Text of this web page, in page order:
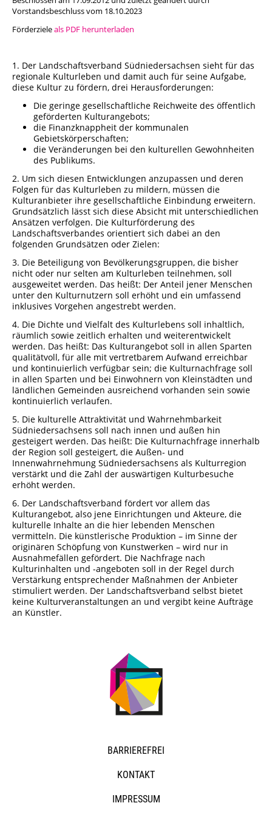
Vorstandsbeschluss vom 18.10.2023
Förderzieleals PDF herunterladen
1. Der Landschaftsverband Südniedersachsen sieht für das
regionale Kulturleben und damit auch für seine Aufgabe,
diese Kultur zu fördern, drei Herausforderungen:
Die geringe gesellschaftliche Reichweite des öffentlich
geförderten Kulturangebots;
die Finanzknappheit der kommunalen
Gebietskörperschaften;
die Veränderungen bei den kulturellen Gewohnheiten
des Publikums.
2. Um sich diesen Entwicklungen anzupassen und deren
Folgen für das Kulturleben zu mildern, müssen die
Kulturanbieter ihre gesellschaftliche Einbindung erweitern.
Grundsätzlich lässt sich diese Absicht mit unterschiedlichen
Ansätzen verfolgen. Die Kulturförderung des
Landschaftsverbandes orientiert sich dabei an den
folgenden Grundsätzen oder Zielen:
3. Die Beteiligung von Bevölkerungsgruppen, die bisher
nicht oder nur selten am Kulturleben teilnehmen, soll
ausgeweitet werden. Das heißt: Der Anteil jener Menschen
unter den Kulturnutzern soll erhöht und ein umfassend
inklusives Vorgehen angestrebt werden.
4. Die Dichte und Vielfalt des Kulturlebens soll inhaltlich,
räumlich sowie zeitlich erhalten und weiterentwickelt
werden. Das heißt: Das Kulturangebot soll in allen Sparten
qualitätvoll, für alle mit vertretbarem Aufwand erreichbar
und kontinuierlich verfügbar sein; die Kulturnachfrage soll
in allen Sparten und bei Einwohnern von Kleinstädten und
ländlichen Gemeinden ausreichend vorhanden sein sowie
kontinuierlich verlaufen.
5. Die kulturelle Attraktivität und Wahrnehmbarkeit
Südniedersachsens soll nach innen und außen hin
gesteigert werden. Das heißt: Die Kulturnachfrage innerhalb
der Region soll gesteigert, die Außen- und
Innenwahrnehmung Südniedersachsens als Kulturregion
verstärkt und die Zahl der auswärtigen Kulturbesuche
erhöht werden.
6. Der Landschaftsverband fördert vor allem das
Kulturangebot, also jene Einrichtungen und Akteure, die
kulturelle Inhalte an die hier lebenden Menschen
vermitteln. Die künstlerische Produktion – im Sinne der
originären Schöpfung von Kunstwerken – wird nur in
Ausnahmefällen gefördert. Die Nachfrage nach
Kulturinhalten und -angeboten soll in der Regel durch
Verstärkung entsprechender Maßnahmen der Anbieter
stimuliert werden. Der Landschaftsverband selbst bietet
keine Kulturveranstaltungen an und vergibt keine Aufträge
an Künstler.
BARRIEREFREI
KONTAKT
IMPRESSUM
Städtisches Museum Seesen
StadtMuseum Einbeck
Heimatmuseum Duderstadt
Stadt- und Tiermuseum Alfeld
Heimatmuseum Moringen
Stadtmuseum Bad Gandersheim
Museum Goslar
Porzellanmuseum Schloss Fürstenberg